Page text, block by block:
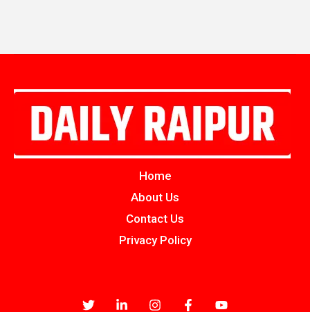
Home
About Us
Contact Us
Privacy Policy